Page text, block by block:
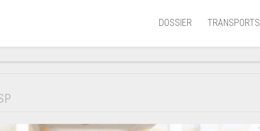
DOSSIER TRANSPORTS
Aérien